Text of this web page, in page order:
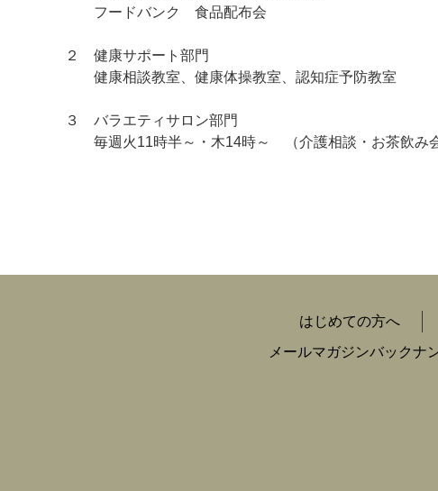
フードバンク 食品配布会
２ 健康サポート部門
健康相談教室、健康体操教室、認知症予防教室
３ バラエティサロン部門
毎週火11時半～・木14時～ （介護相談・お茶飲み会
はじめての方へ
メールマガジンバックナ